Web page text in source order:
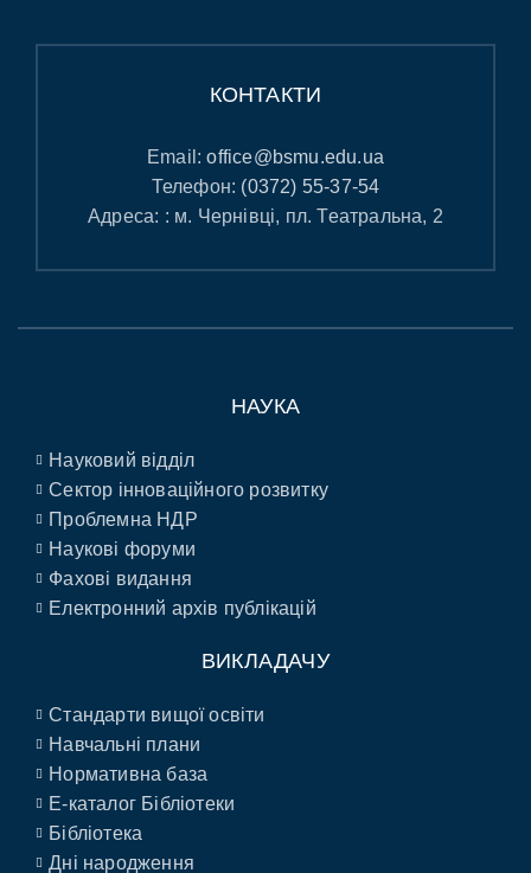
КОНТАКТИ
Email:office@bsmu.edu.ua
Телефон: (0372) 55-37-54
Адреса: : м. Чернівці, пл. Театральна, 2
НАУКА
Науковий відділ
Сектор інноваційного розвитку
Проблемна НДР
Наукові форуми
Фахові видання
Електронний архів публікацій
ВИКЛАДАЧУ
Стандарти вищої освіти
Навчальні плани
Нормативна база
E-каталог Бібліотеки
Бібліотека
Дні народження